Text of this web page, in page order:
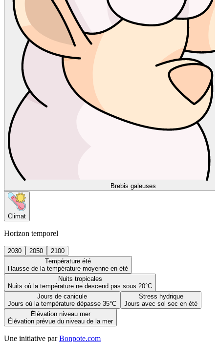
Brebis galeuses
Climat
Horizon temporel
2030 2050
2100
Température été
Hausse de la température moyenne en été
Nuits tropicales
Nuits où la température ne descend pas sous 20°C
Jours de canicule
Jours où la température dépasse 35°C
Stress hydrique
Jours avec sol sec en été
Élévation niveau mer
Élévation prévue du niveau de la mer
Une initiative par Bonpote.com